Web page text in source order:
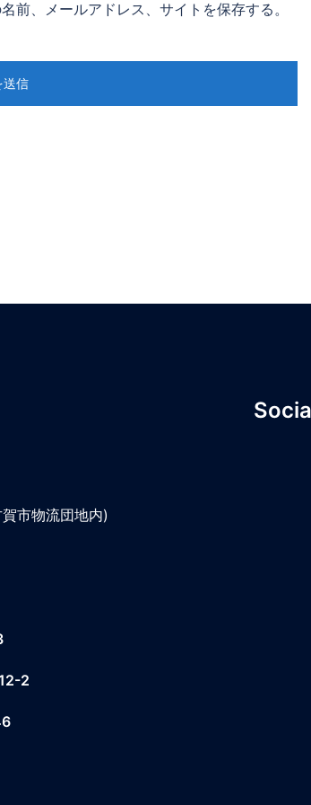
前、メールアドレス、サイトを保存する。
市物流団地内)
2